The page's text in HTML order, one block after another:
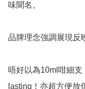
味聞名。
品牌理念強調展現反
唔好以為10ml咁細
lasting！亦超方便放